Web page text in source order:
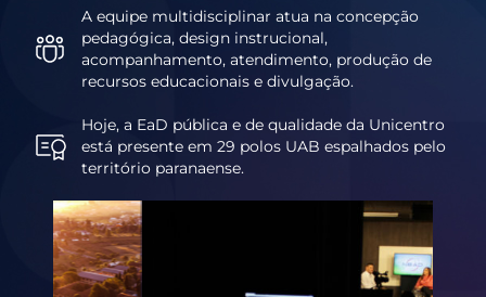
A equipe multidisciplinar atua na concepção
pedagógica, design instrucional,
acompanhamento, atendimento, produção de
recursos educacionais e divulgação.
Hoje, a EaD pública e de qualidade da Unicentro
está presente em 29 polos UAB espalhados pelo
território paranaense.